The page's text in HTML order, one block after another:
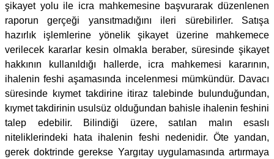
şikayet yolu ile icra mahkemesine başvurarak düzenlenen
raporun gerçeği yansıtmadığını ileri sürebilirler. Satışa
hazırlık işlemlerine yönelik şikayet üzerine mahkemece
verilecek kararlar kesin olmakla beraber, süresinde şikayet
hakkının kullanıldığı hallerde, icra mahkemesi kararının,
ihalenin feshi aşamasında incelenmesi mümkündür. Davacı
süresinde kıymet takdirine itiraz talebinde bulunduğundan,
kıymet takdirinin usulsüz olduğundan bahisle ihalenin feshini
talep edebilir. Bilindiği üzere, satılan malın esaslı
niteliklerindeki hata ihalenin feshi nedenidir. Öte yandan,
gerek doktrinde gerekse Yargıtay uygulamasında artırmaya